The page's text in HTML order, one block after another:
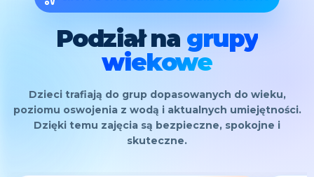
Podział na grupy
wiekowe
Dzieci trafiają do grup dopasowanych do wieku,
poziomu oswojenia z wodą i aktualnych umiejętności.
Dzięki temu zajęcia są bezpieczne, spokojne i
skuteczne.